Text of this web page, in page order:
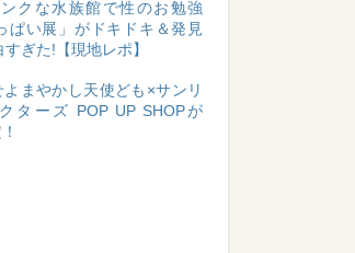
クな水族館で性のお勉強
ぱい展」がドキドキ＆発見
ぎた!【現地レポ】
よまやかし天使ども×サンリ
ターズ POP UP SHOPが